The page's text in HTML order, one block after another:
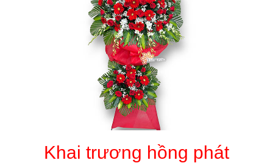
Khai trương hồng phát